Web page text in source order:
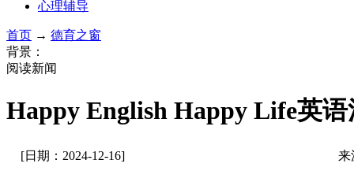
心理辅导
首页 → 德育之窗
背景：
阅读新闻
Happy English Happy Life英语
[日期：2024-12-16] 来